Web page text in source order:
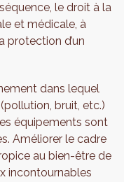
le droit à la
et médicale, à
protection d’un
dans lequel
bruit, etc.)
équipements sont
Améliorer le cadre
au bien-être de
incontournables